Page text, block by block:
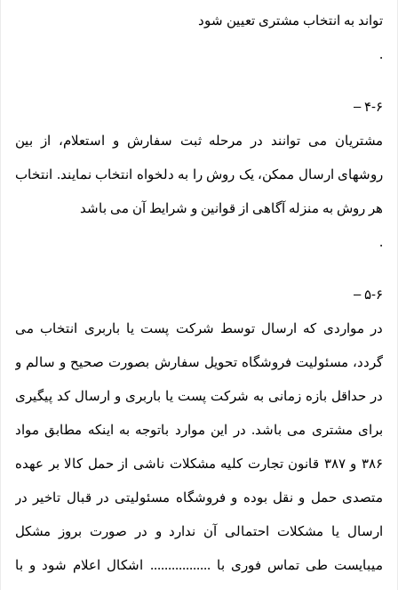
تواند به انتخاب مشتری تعیین شود
.
۴-۶–
مشتریان می توانند در مرحله ثبت سفارش و استعلام، از بین
روشهای ارسال ممکن، یک روش را به دلخواه انتخاب نمایند. انتخاب
هر روش به منزله آگاهی از قوانین و شرایط آن می باشد
.
۵-۶–
در مواردی که ارسال توسط شرکت پست یا باربری انتخاب می
گردد، مسئولیت فروشگاه تحویل سفارش بصورت صحیح و سالم و
در حداقل بازه زمانی به شرکت پست یا باربری و ارسال کد پیگیری
برای مشتری می باشد. در این موارد باتوجه به اینکه مطابق مواد
۳۸۶ و ۳۸۷ قانون تجارت کلیه مشکلات ناشی از حمل کالا بر عهده
متصدی حمل و نقل بوده و فروشگاه مسئولیتی در قبال تاخیر در
ارسال یا مشکلات احتمالی آن ندارد و در صورت بروز مشکل
میبایست طی تماس فوری با ................. اشکال اعلام شود و با